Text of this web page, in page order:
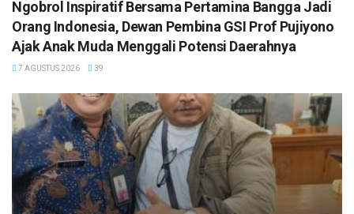
Ngobrol Inspiratif Bersama Pertamina Bangga Jadi
Orang Indonesia, Dewan Pembina GSI Prof Pujiyono
Ajak Anak Muda Menggali Potensi Daerahnya
7 AGUSTUS 2026 39